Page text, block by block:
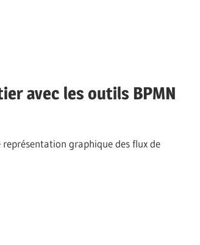
avec les outils BPMN
graphique des flux de